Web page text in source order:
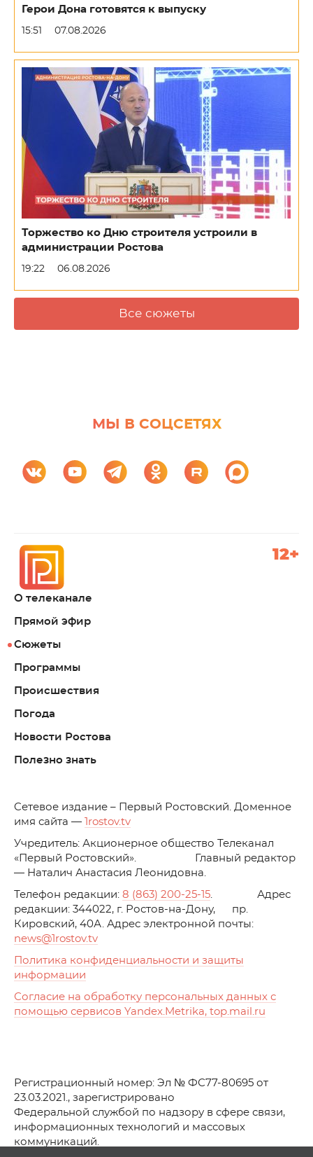
Герои Дона готовятся к выпуску
15:51 07.08.2026
Торжество ко Дню строителя устроили в
администрации Ростова
19:22 06.08.2026
Все сюжеты
МЫ В СОЦСЕТЯХ
О телеканале
Прямой эфир
Сюжеты
Программы
Происшествия
Погода
Новости Ростова
Полезно знать
12+
Cетевое издание – Первый Ростовский. Доменное
имя сайта —
1rostov.tv
Учредитель: Акционерное общество Телеканал
«Первый Ростовский». Главный редактор
— Наталич Анастасия Леонидовна.
Телефон редакции: 8 (863) 200-25-15. Адрес
редакции: 344022, г. Ростов-на-Дону, пр.
Кировский, 40А. Адрес электронной почты:
news@1rostov.tv
Политика конфиденциальности и защиты
информации
Согласие на обработку персональных данных с
помощью сервисов Yandex.Metrika, top.mail.ru
Регистрационный номер: Эл № ФС77-80695 от
23.03.2021., зарегистрировано
Федеральной службой по надзору в сфере связи,
информационных технологий и массовых
коммуникаций.